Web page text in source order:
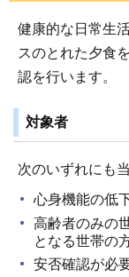
健康的な日常生
スのとれた夕食
認を行います。
対象者
次のいずれにも
心身機能の低
高齢者のみの
となる世帯の
安否確認が必